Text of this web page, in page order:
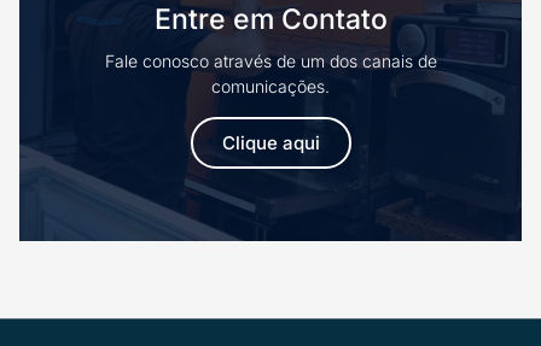
Entre em Contato
Fale conosco através de um dos canais de
comunicações.
Clique aqui